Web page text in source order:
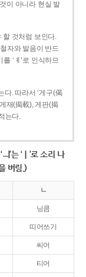
이 아니라 현실 발
할 것처럼 보인다.
자와 발음이 반드
‘ㅖ’로 인식하므
다. 따라서 ‘게구(偈
재(揭載), 게판(揭
는다.
’는 ‘ㅣ’로 소리 나
버림.)
ㄴ
닝큼
띠어쓰기
씨어
티어